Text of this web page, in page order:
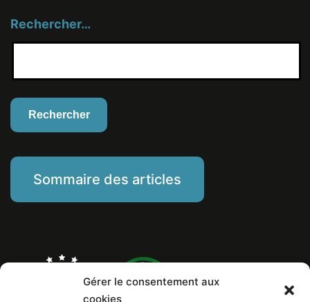
Gérer le consentement aux
cookies
Rechercher…
Sommaire des articles